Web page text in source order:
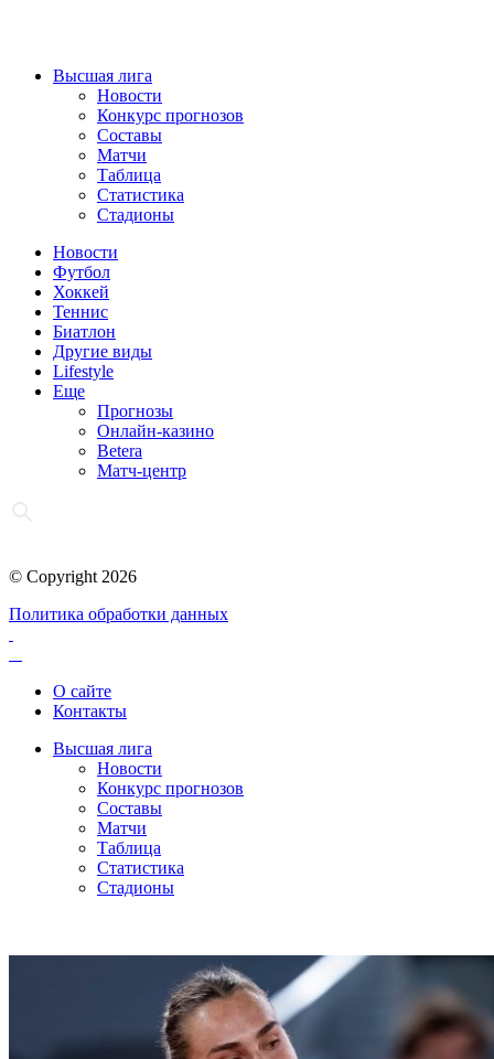
Высшая лига
Новости
Конкурс прогнозов
Составы
Матчи
Таблица
Статистика
Стадионы
Новости
Футбол
Хоккей
Теннис
Биатлон
Другие виды
Lifestyle
Еще
Прогнозы
Онлайн-казино
Betera
Матч-центр
© Copyright 2026
Политика обработки данных
О сайте
Контакты
Высшая лига
Новости
Конкурс прогнозов
Составы
Матчи
Таблица
Статистика
Стадионы